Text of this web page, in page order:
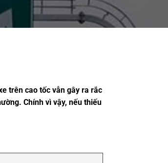
trên cao tốc vẫn gây ra rắc
Chính vì vậy, nếu thiếu